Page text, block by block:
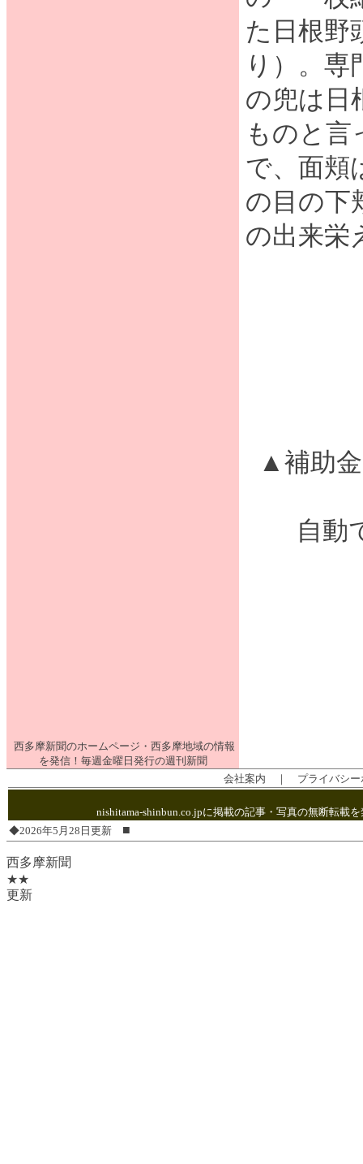
た日根野
り）。専
の兜は日
ものと言
で、面頬
の目の下
の出来
▲補助
自動
西多摩新聞のホームページ・西多摩地域の情報
を発信！毎週金曜日発行の週刊新聞
会社案内 ｜ プライバシ
nishitama-shinbun.co.jpに掲載の記事・写真の無断転載
◆2026年5月28日更新 ■
西多摩新聞
★★
更新